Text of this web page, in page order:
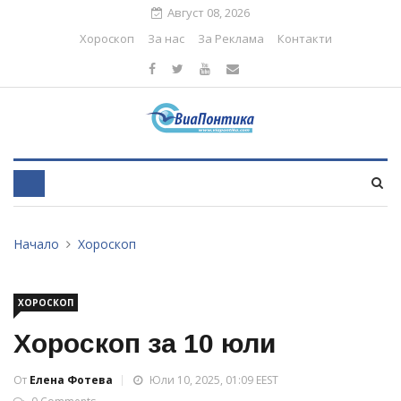
Август 08, 2026
Хороскоп
За нас За Реклама Контакти
Начало Хороскоп
ХОРОСКОП
Хороскоп за 10 юли
От Елена Фотева
Юли 10, 2025, 01:09 EEST